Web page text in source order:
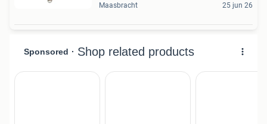
Maasbracht 25 jun 26